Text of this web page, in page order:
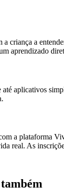
a criança a
aprendizado
aplicativos
a plataforma
real. As